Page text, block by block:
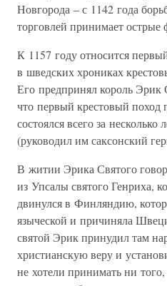
Новгорода – с 1142 года
торговлей принимает
К 1157 году относится
в шведских хрониках
Его предпринял король Эрик
что первый крестовый поход
состоялся всего за
(руководил им саксонский
В житии Эрика Святого
из Упсалы святого Генриха,
двинулся в Финляндию,
языческой и причиняла
святой Эрик принудил там
христианскую веру и
не хотели принимать ни